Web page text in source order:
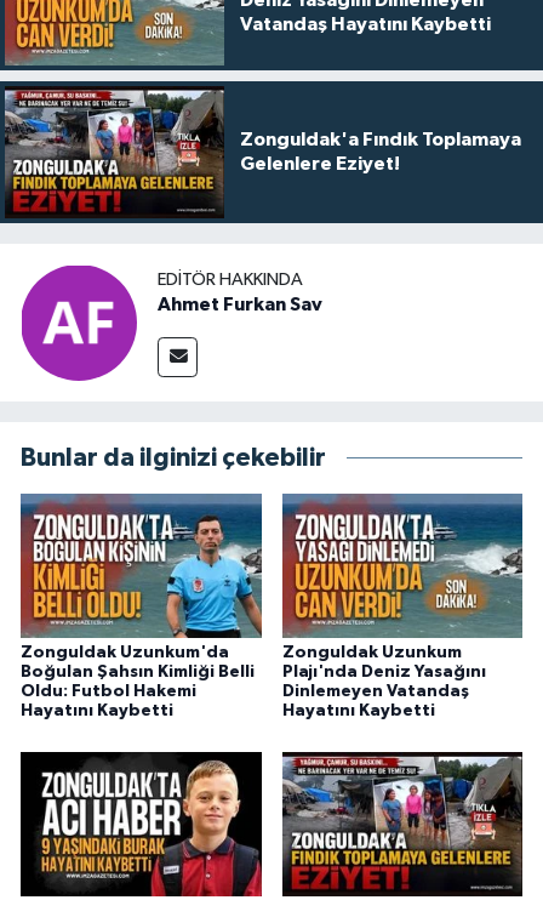
Vatandaş Hayatını Kaybetti
Zonguldak'a Fındık Toplamaya
Gelenlere Eziyet!
EDITÖR HAKKINDA
Ahmet Furkan Sav
Bunlar da ilginizi çekebilir
Zonguldak Uzunkum'da
Boğulan Şahsın Kimliği Belli
Oldu: Futbol Hakemi
Hayatını Kaybetti
Zonguldak Uzunkum
Plajı'nda Deniz Yasağını
Dinlemeyen Vatandaş
Hayatını Kaybetti